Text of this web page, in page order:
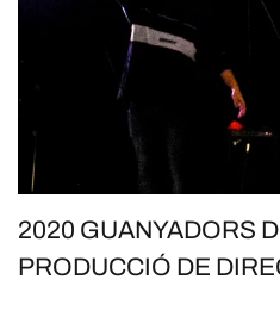
2020 GUANYADORS
PRODUCCIÓ DE